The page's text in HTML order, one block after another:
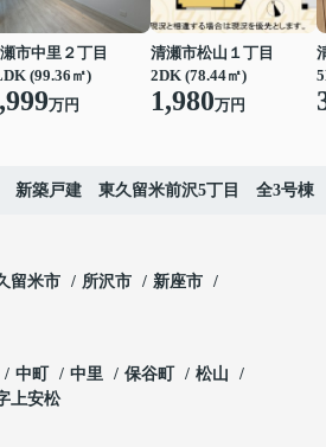
市中里２丁目
(99.36㎡)
万円
清瀬市松山１丁目
2DK (78.44㎡)
1,980万円
新築戸建 東久留米前沢5丁目 全3号棟
留米市 所沢市
新座市
中町 中里 保谷町
松山
上安松